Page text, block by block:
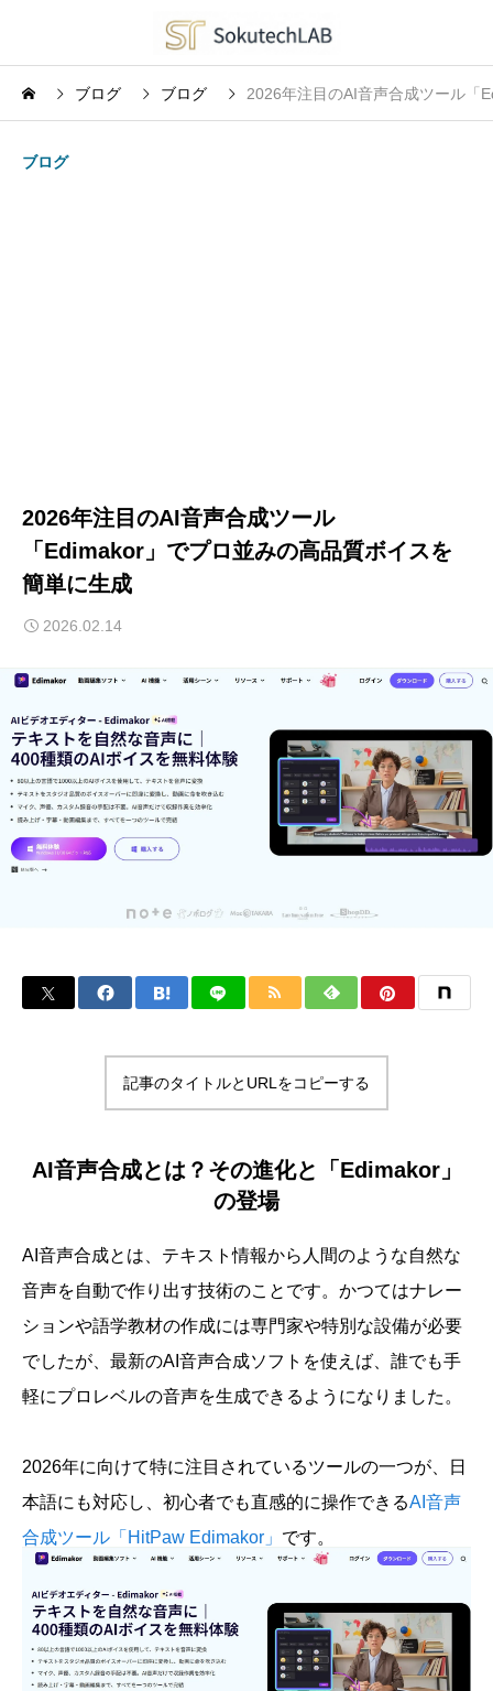
ブログ ブログ 2026年注目のAI音声合成ツール「
ブログ
2026年注目のAI音声合成ツール
「Edimakor」でプロ並みの高品質ボイスを
簡単に生成
2026.02.14
記事のタイトルとURLをコピーする
AI音声合成とは？その進化と「Edimakor」
の登場
AI音声合成とは、テキスト情報から人間のような自然な
音声を自動で作り出す技術のことです。かつてはナレー
ションや語学教材の作成には専門家や特別な設備が必要
でしたが、最新のAI音声合成ソフトを使えば、誰でも手
軽にプロレベルの音声を生成できるようになりました。
2026年に向けて特に注目されているツールの一つが、日
本語にも対応し、初心者でも直感的に操作できるAI音声
合成ツール「HitPaw Edimakor」 です。